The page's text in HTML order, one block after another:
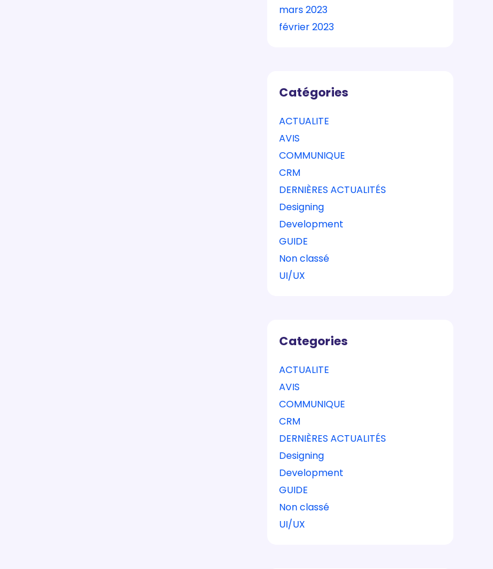
mars 2023
février 2023
Catégories
ACTUALITE
AVIS
COMMUNIQUE
CRM
DERNIÈRES ACTUALITÉS
Designing
Development
GUIDE
Non classé
UI/UX
Categories
ACTUALITE
AVIS
COMMUNIQUE
CRM
DERNIÈRES ACTUALITÉS
Designing
Development
GUIDE
Non classé
UI/UX